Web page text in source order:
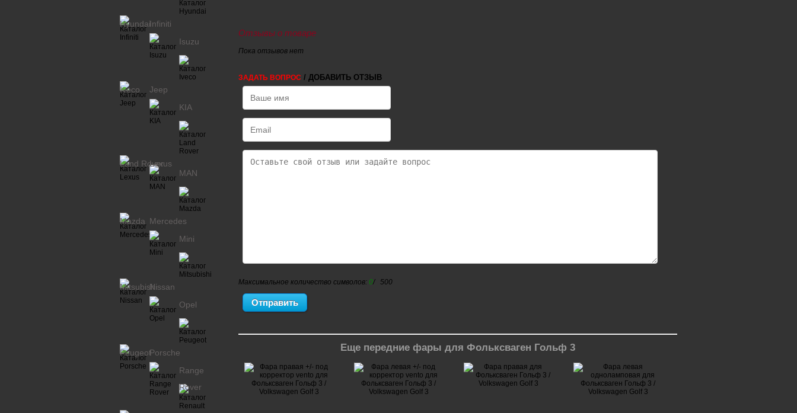
Отзывы о товаре
Пока отзывов нет
ЗАДАТЬ ВОПРОС / ДОБАВИТЬ ОТЗЫВ
Максимальное количество символов: 0/ 500
Еще передние фары для Фольксваген Гольф 3
HyundaiInfiniti
Isuzu
Iveco
Jeep
KIA
Land Rover
Lexus
MAN
Mazda Mercedes
Mini
MitsubishiNissan
Opel
PeugeotPorsche
Range
Rover